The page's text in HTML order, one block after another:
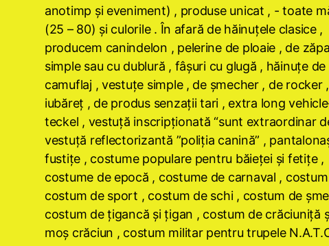
anotimp şi eveniment) , produse unicat , - toate
(25 – 80) şi culorile . În afară de hăinuţele clasice ,
producem canindelon , pelerine de ploaie , de
simple sau cu dublură , fâşuri cu glugă , hăinuţe de
camuflaj , vestuţe simple , de şmecher , de rocker
iubăreţ , de produs senzaţii tari , extra long
teckel , vestuţă inscripţionată “sunt extraordinar
vestuţă reflectorizantă ”poliţia canină” ,
fustiţe , costume populare pentru băieţei şi fetiţe ,
costume de epocă , costume de carnaval ,
costum de sport , costum de schi , costum de
costum de ţigancă şi ţigan , costum de crăciuniţă
moş crăciun , costum militar pentru trupele